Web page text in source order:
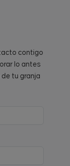
contigo
lo antes
tu granja